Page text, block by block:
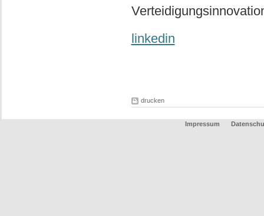
linkedin
drucken
Impressum